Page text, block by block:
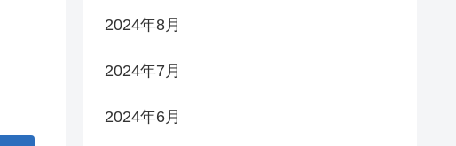
2024年8月
2024年7月
2024年6月